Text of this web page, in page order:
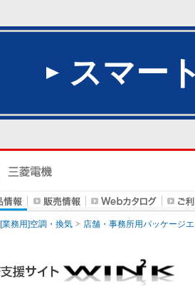
スマー
[業務用]空調・換気 店舗・事務所用パッケージ